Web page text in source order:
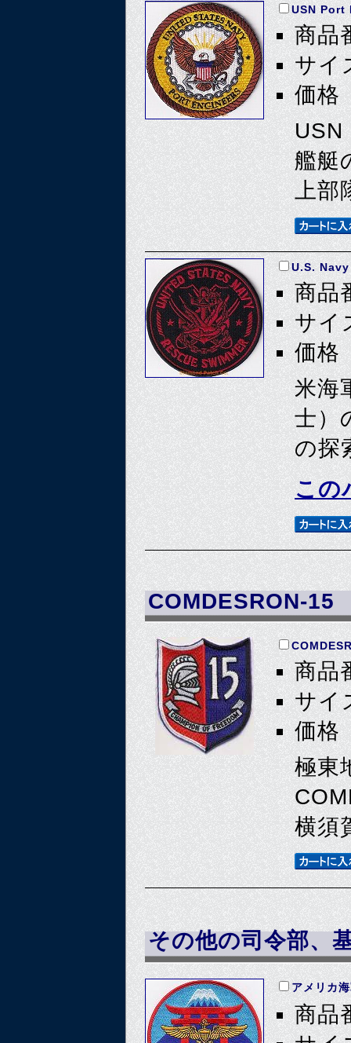
USN Port
商品
サイ
価格
USN
艦艇
上
U.S.
商品
サイ
価格
米海
士）
の探
この
COMDESRON-15
商品
サイ
価格
極東
横須
その他の司令部、
アメリカ
商品